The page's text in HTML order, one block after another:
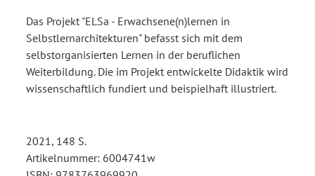
Das Projekt "ELSa - Erwachsene(n)lernen in
Selbstlernarchitekturen" befasst sich mit dem
selbstorganisierten Lernen in der beruflichen
Weiterbildung. Die im Projekt entwickelte Didaktik wird
wissenschaftlich fundiert und beispielhaft illustriert.
2021, 148 S.
Artikelnummer: 6004741w